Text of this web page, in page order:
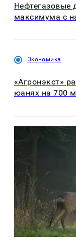
Нефтегазовые
максимума с
Экономика
«Агронэкст»
юанях на 700